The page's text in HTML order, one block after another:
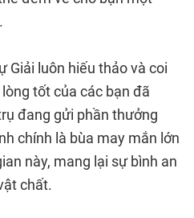
Giải luôn hiếu thảo và coi
tốt của các bạn đã
đang gửi phần thưởng
chính là bùa may mắn lớn
này, mang lại sự bình an
chất.